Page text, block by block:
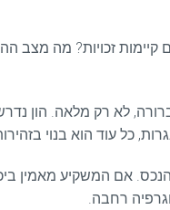
קיימות זכויות? מה
לא רק מלאה. הון נדרש,
כל עוד הוא בנוי
אם המשקיע מאמין
רחבה.